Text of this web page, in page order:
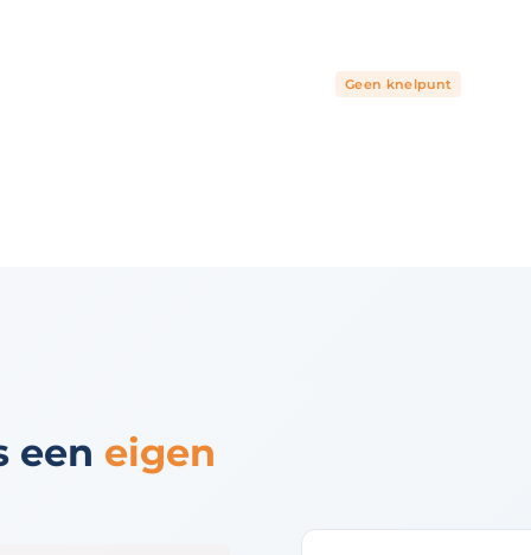
Geen knelpunt
een eigen